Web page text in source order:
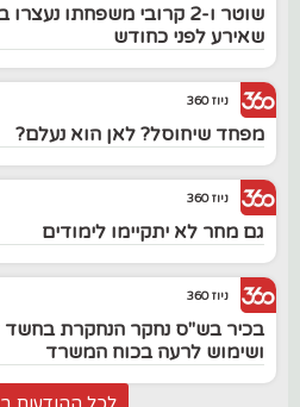
שוטר ו-2 קרובי משפחתו
שאירע לפני כחודש
ניוז 360
מפחד שיחוסל? לאן הוא נעלם?
ניוז 360
גם מחר לא יתקיימו לימודים
ניוז 360
בכיר בש"ס נחקר הנחקרת בחשד
ושימוש לרעה בכוח המשרד